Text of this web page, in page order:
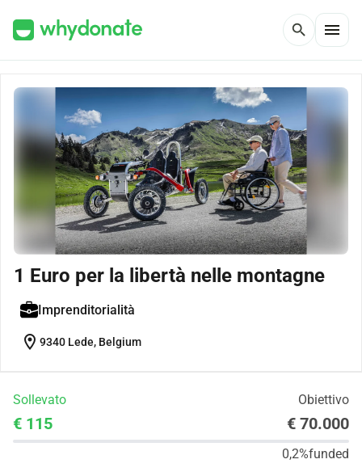
search menu
1 Euro per la libertà nelle montagne
Imprenditorialità
location_on 9340 Lede, Belgium
Sollevato Obiettivo
€ 115 € 70.000
0,2%funded